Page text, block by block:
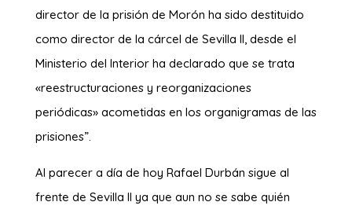
director de la prisión de Morón ha sido destituido
como director de la cárcel de Sevilla II, desde el
Ministerio del Interior ha declarado que se trata
«reestructuraciones y reorganizaciones
periódicas» acometidas en los organigramas de las
prisiones”.
Al parecer a día de hoy Rafael Durbán sigue al
frente de Sevilla II ya que aun no se sabe quién